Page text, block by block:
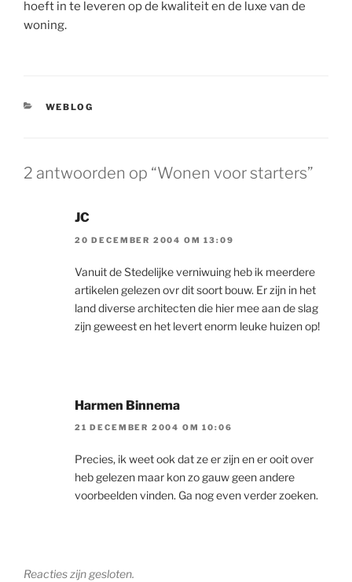
hoeft in te leveren op de kwaliteit en de luxe van de
woning.
CATEGORIEËN
WEBLOG
2 antwoorden op “Wonen voor starters”
JC
20 DECEMBER 2004 OM 13:09
Vanuit de Stedelijke verniwuing heb ik meerdere
artikelen gelezen ovr dit soort bouw. Er zijn in het
land diverse architecten die hier mee aan de slag
zijn geweest en het levert enorm leuke huizen op!
Harmen Binnema
21 DECEMBER 2004 OM 10:06
Precies, ik weet ook dat ze er zijn en er ooit over
heb gelezen maar kon zo gauw geen andere
voorbeelden vinden. Ga nog even verder zoeken.
Reacties zijn gesloten.